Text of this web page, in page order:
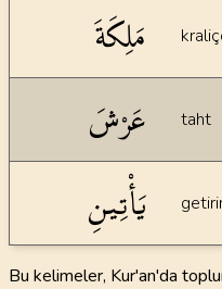
مَلِكَةَ
عَرْشَ taht
يَأْتِينِ
Bu kelimeler, Kur'an'da